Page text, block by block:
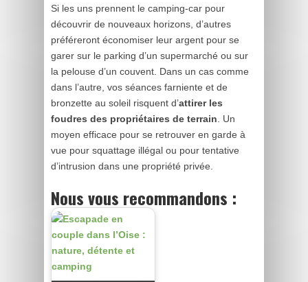
Si les uns prennent le camping-car pour
découvrir de nouveaux horizons, d’autres
préféreront économiser leur argent pour se
garer sur le parking d’un supermarché ou sur
la pelouse d’un couvent. Dans un cas comme
dans l’autre, vos séances farniente et de
bronzette au soleil risquent d’attirer les
foudres des propriétaires de terrain . Un
moyen efficace pour se retrouver en garde à
vue pour squattage illégal ou pour tentative
d’intrusion dans une propriété privée.
Nous vous recommandons :